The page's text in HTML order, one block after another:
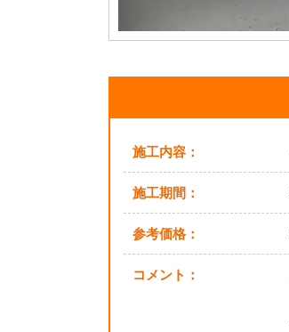
施工内容：
施工期間：
参考価格：
コメント：